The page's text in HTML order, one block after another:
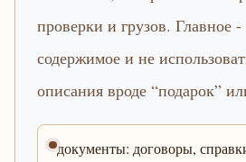
проверки и грузов. Главное
содержимое и не
описания вроде “подарок”
документы: договоры,